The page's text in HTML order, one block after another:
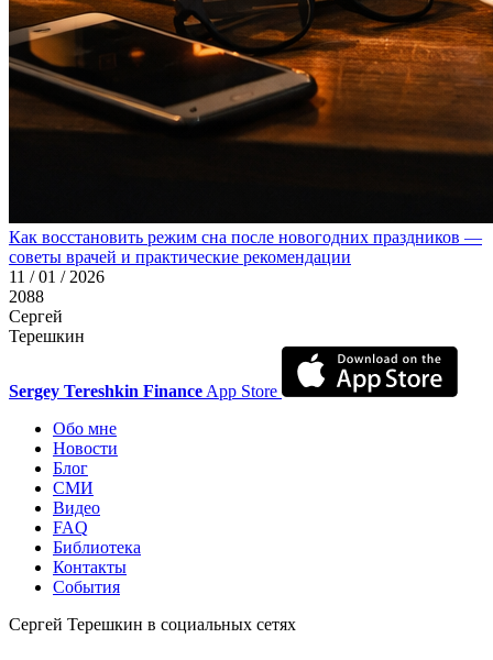
Как восстановить режим сна после новогодних праздников —
советы врачей и практические рекомендации
11 / 01 / 2026
2088
Сергей
Терешкин
Sergey Tereshkin Finance App Store
Обо мне
Новости
Блог
СМИ
Видео
FAQ
Библиотека
Контакты
События
Сергей Терешкин в социальных сетях